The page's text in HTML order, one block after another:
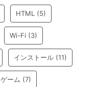
HTML (5)
Wi-Fi (3)
インストール (11)
ゲーム (7)